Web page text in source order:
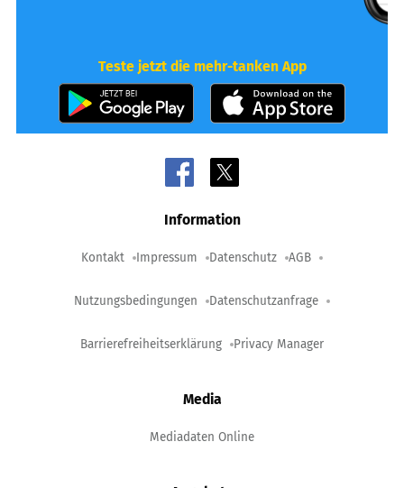
Teste jetzt die mehr-tanken App
Information
Kontakt Impressum Datenschutz AGB
Nutzungsbedingungen Datenschutzanfrage
Barrierefreiheitserklärung Privacy Manager
Media
Mediadaten Online